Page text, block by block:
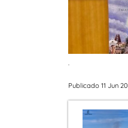
.
Publicado 11 Jun